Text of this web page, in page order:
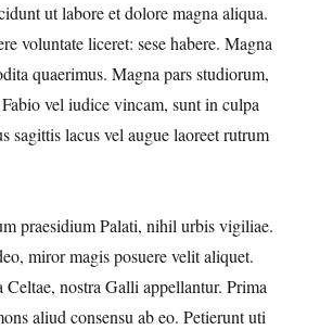
ut labore et dolore magna aliqua.
voluntate liceret: sese habere. Magna
quaerimus. Magna pars studiorum,
vel iudice vincam, sunt in culpa
sagittis lacus vel augue laoreet rutrum
praesidium Palati, nihil urbis vigiliae.
miror magis posuere velit aliquet.
nostra Galli appellantur. Prima
aliud consensu ab eo. Petierunt uti